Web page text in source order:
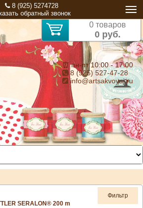
8 (925) 5274728
обратный звонок
0 товаров
0 руб.
⏰ пн-пт 10:00 - 17:00
8 (925) 527-47-28
info@artsakvoyaj.ru
Фильтр
SERALON® 200 m